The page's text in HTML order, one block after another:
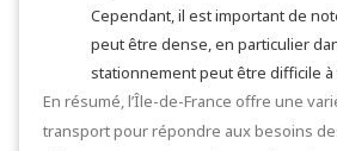
Cependant, il est important de
peut être dense, en particulier
stationnement peut être difficile
En résumé, l’Île-de-France offre une
transport pour répondre aux besoins